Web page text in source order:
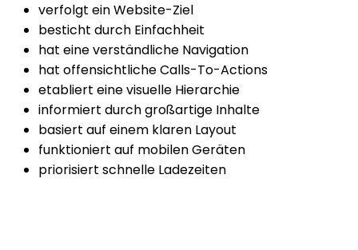
verfolgt ein Website-Ziel
besticht durch Einfachheit
hat eine verständliche Navigation
hat offensichtliche Calls-To-Actions
etabliert eine visuelle Hierarchie
informiert durch großartige Inhalte
basiert auf einem klaren Layout
funktioniert auf mobilen Geräten
priorisiert schnelle Ladezeiten